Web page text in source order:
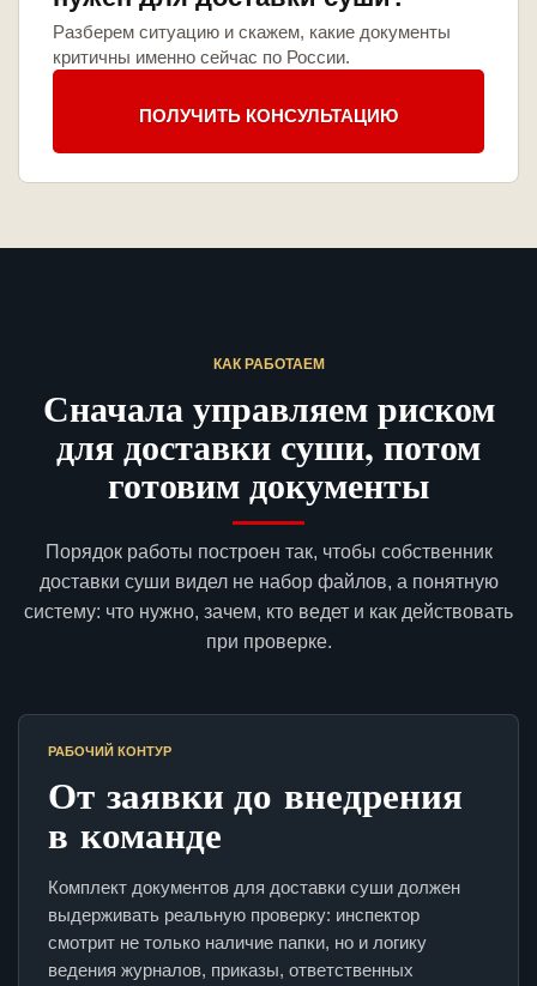
Разберем ситуацию и скажем, какие документы
критичны именно сейчас по России.
ПОЛУЧИТЬ КОНСУЛЬТАЦИЮ
КАК РАБОТАЕМ
Сначала управляем риском
для доставки суши, потом
готовим документы
Порядок работы построен так, чтобы собственник
доставки суши видел не набор файлов, а понятную
систему: что нужно, зачем, кто ведет и как действовать
при проверке.
РАБОЧИЙ КОНТУР
От заявки до внедрения
в команде
Комплект документов для доставки суши должен
выдерживать реальную проверку: инспектор
смотрит не только наличие папки, но и логику
ведения журналов, приказы, ответственных